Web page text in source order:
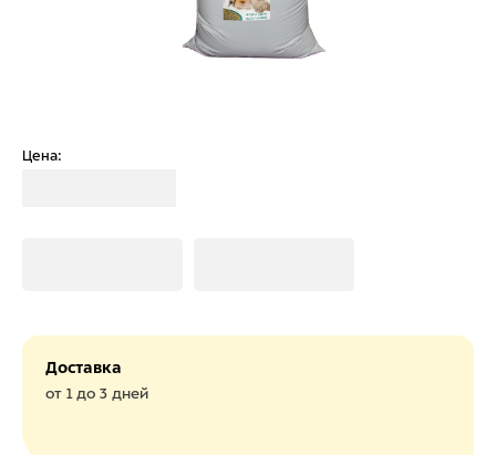
Цена:
Доставка
от 1 до 3 дней